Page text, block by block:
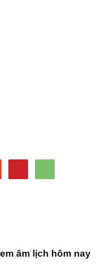
âm lịch hôm nay